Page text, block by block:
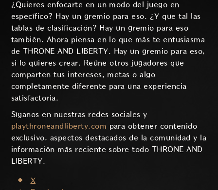
¿Quieres enfocarte en un modo del juego en
específico? Hay un gremio para eso. ¿Y que tal las
tablas de clasificación? Hay un gremio para eso
también. Ahora piensa en lo que más te entusiasma
de THRONE AND LIBERTY. Hay un gremio para eso,
si lo quieres crear. Reúne otros jugadores que
comparten tus intereses, metas o algo
completamente diferente para una experiencia
satisfactoria.
Síganos en nuestras redes sociales y
playthroneandliberty.com para obtener contenido
exclusivo, aspectos destacados de la comunidad y la
información más reciente sobre todo THRONE AND
LIBERTY.
X